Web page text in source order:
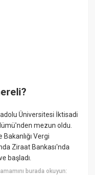
Üniversitesi İktisadi
mezun oldu.
Bakanlığı Vergi
Ziraat Bankası'nda
başladı.
burada okuyun: